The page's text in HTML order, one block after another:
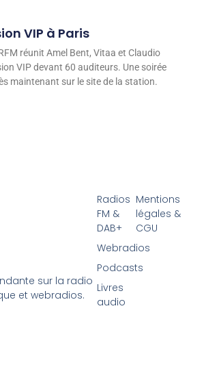
VIP à Paris
réunit Amel Bent, Vitaa et Claudio
VIP devant 60 auditeurs. Une soirée
maintenant sur le site de la station.
sur la radio
et webradios.
Radios
FM &
DAB+
Webradios
Podcasts
Livres
audio
Mentions
légales &
CGU